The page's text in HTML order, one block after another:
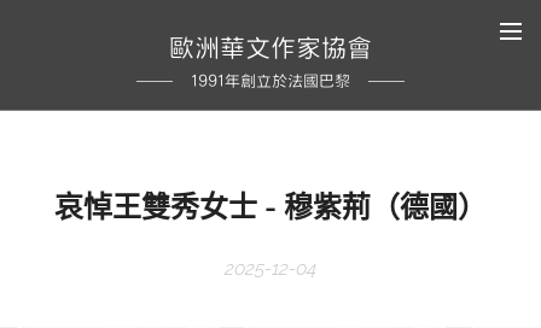
歐洲華文作家協會
1991年創立於法國巴黎
哀悼王雙秀女士 - 穆紫荊（德國）
2025-12-04